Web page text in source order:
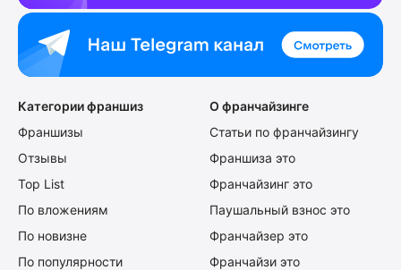
Категории франшиз
Франшизы
Отзывы
Top List
По вложениям
По новизне
По популярности
О франчайзинге
Статьи по франчайзингу
Франшиза это
Франчайзинг это
Паушальный взнос это
Франчайзер это
Франчайзи это